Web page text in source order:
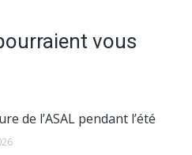
vous
de l’ASAL pendant l’été